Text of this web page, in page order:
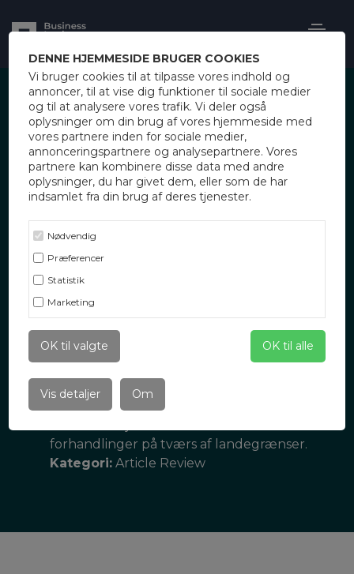
DENNE HJEMMESIDE BRUGER COOKIES
Vi bruger cookies til at tilpasse vores indhold og
annoncer, til at vise dig funktioner til sociale medier
og til at analysere vores trafik. Vi deler også
oplysninger om din brug af vores hjemmeside med
vores partnere inden for sociale medier,
annonceringspartnere og analysepartnere. Vores
partnere kan kombinere disse data med andre
oplysninger, du har givet dem, eller som de har
indsamlet fra din brug af deres tjenester.
Nødvendig
Præferencer
Statistik
Marketing
OK til valgte OK til alle
Vis detaljer Om
De mange teorier omkring
forhandlingsmetoder kan virke nok så godt,
når det drejer sig om at forhandle aftaler
med et firma i sit eget land. I nutidens
globaliserede verden, hvor man muligvis
skal forhandle om et joint venture i Kina,
en leverandørkontrakt i Sverige, er det
sandsynligt at opleve, at man arbejder med
forskellige kommunikationsnormer. Det,
måske give dig et nej i andre. Erin Meyer har
opstillet fem tommelfingerregler, som kan
forhandlinger på tværs af landegrænser.
Kategori: Article Review